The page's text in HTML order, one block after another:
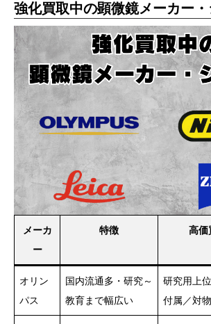
強化買取中の顕微鏡メーカー
メーカ
ー
特徴 高価
オリン
パス
国内流通多・研究～
教育まで幅広い
研究用上
付属／対